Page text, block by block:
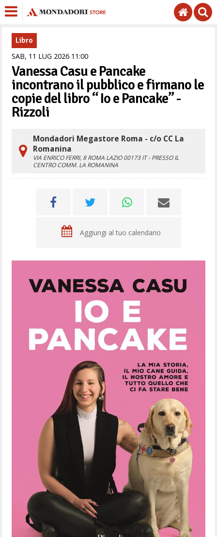
Libro
SAB, 11 LUG 2026 1100
Vanessa Casu e Pancake
incontrano il pubblico e firmano le
copie del libro “ Io e Pancake” -
Rizzoli
Mondadori Megastore Roma - c/o CC La
Romanina
VIA ENRICO FERRI, 8ROMA LAZIO 00173 IT - PRESSO IL
CENTRO COMM. LA ROMANINA
Aggiungi al tuo calendario